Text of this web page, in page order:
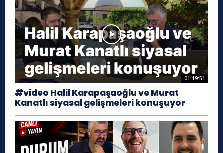
01:19:51
#video Halil Karapaşaoğlu ve Murat
Kanatlı siyasal gelişmeleri konuşuyor